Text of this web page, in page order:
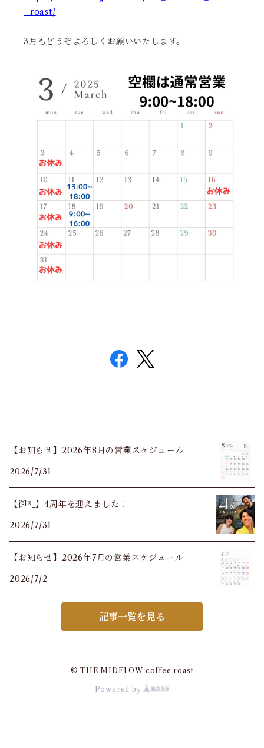
_roast/
3月もどうぞよろしくお願いいたします。
【お知らせ】2026年8月の営業スケジュール
2026/7/31
【御礼】4周年を迎えました！
2026/7/31
【お知らせ】2026年7月の営業スケジュール
2026/7/2
記事一覧を見る
© THE MIDFLOW coffee roast
Powered by